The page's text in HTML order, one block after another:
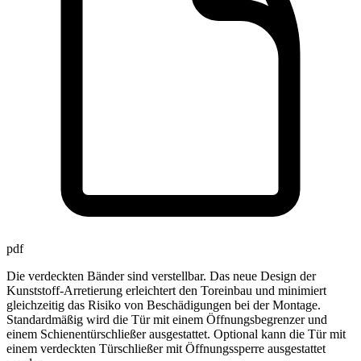
pdf
Die verdeckten Bänder sind verstellbar. Das neue Design der
Kunststoff-Arretierung erleichtert den Toreinbau und minimiert
gleichzeitig das Risiko von Beschädigungen bei der Montage.
Standardmäßig wird die Tür mit einem Öffnungsbegrenzer und
einem Schienentürschließer ausgestattet. Optional kann die Tür mit
einem verdeckten Türschließer mit Öffnungssperre ausgestattet